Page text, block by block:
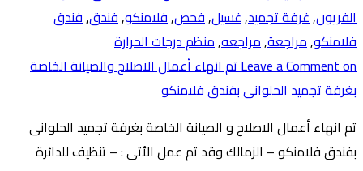
الفريون,غرفة تجميد,غسيل,فحص,فلامنكو,فندق,فندق
فلامنكو,مراجعة,مراجعه,منظم درجات الحرارة
Leave a Commenton تم انهاء أعمال الاصلاح والصيانة الخاصة
بغرفة تجميد الحلوانى بفندق فلامنكو
تم انهاء أعمال الاصلاح و الصيانة الخاصة بغرفة تجميد الحلوانى
بفندق فلامنكو – الزمالك وقد تم عمل الأتى : – تنظيف للدائرة